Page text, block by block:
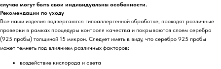
случае могут быть свои индивидуальны особенности.
Рекомендации по уходу
Все наши изделия подвергаются гипоаллергенной обработке, проходят различные
проверки в рамках процедуры контроля качества и покрываются слоем серебра
(925 пробы) толщиной 15 микрон. Следует иметь в виду, что серебро 925 пробы
может темнеть под влиянием различных факторов:
воздействие кислорода и света